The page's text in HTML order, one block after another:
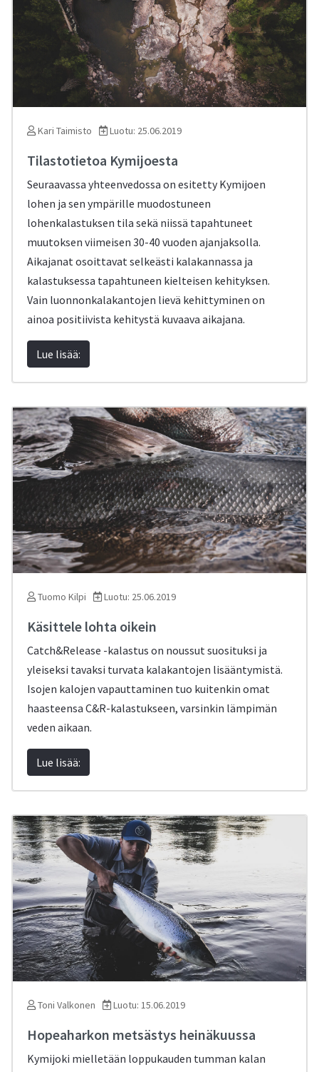
Kari Taimisto Luotu: 25.06.2019
Tilastotietoa Kymijoesta
Seuraavassa yhteenvedossa on esitetty Kymijoen
lohen ja sen ympärille muodostuneen
lohenkalastuksen tila sekä niissä tapahtuneet
muutoksen viimeisen 30-40 vuoden ajanjaksolla.
Aikajanat osoittavat selkeästi kalakannassa ja
kalastuksessa tapahtuneen kielteisen kehityksen.
Vain luonnonkalakantojen lievä kehittyminen on
ainoa positiivista kehitystä kuvaava aikajana.
Lue lisää:
Tuomo Kilpi Luotu: 25.06.2019
Käsittele lohta oikein
Catch&Release -kalastus on noussut suosituksi ja
yleiseksi tavaksi turvata kalakantojen lisääntymistä.
Isojen kalojen vapauttaminen tuo kuitenkin omat
haasteensa C&R-kalastukseen, varsinkin lämpimän
veden aikaan.
Lue lisää:
Toni Valkonen Luotu: 15.06.2019
Hopeaharkon metsästys heinäkuussa
Kymijoki mielletään loppukauden tumman kalan